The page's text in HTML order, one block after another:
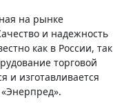
на рынке
и надежность
как в России, так
торговой
и изготавливается